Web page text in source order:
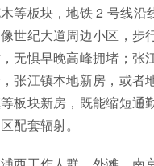
等板块，地铁 2 号线沿
世纪大道周边小区，步
无惧早晚高峰拥堵；张
张江镇本地新房，或者
板块新房，既能缩短通
配套辐射。